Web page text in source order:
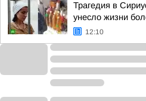
Трагедия в
унесло жизни
12:10